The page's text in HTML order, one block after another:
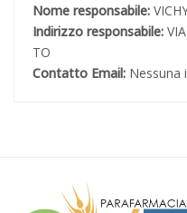
Nome responsabile:
Indirizzo responsabile:
TO
Contatto Email: Nessuna